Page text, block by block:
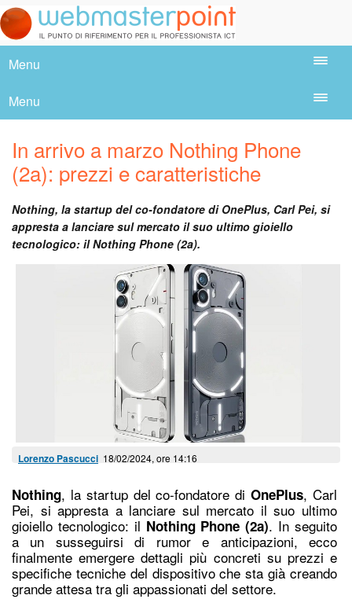
Menu
Menu
In arrivo a marzo Nothing Phone
(2a): prezzi e caratteristiche
Nothing, la startup del co-fondatore di OnePlus, Carl Pei, si
appresta a lanciare sul mercato il suo ultimo gioiello
tecnologico: il Nothing Phone (2a).
Lorenzo Pascucci 18/02/2024, ore 14:16
Nothing, la startup del co-fondatore diOnePlus, Carl
Pei, si appresta a lanciare sul mercato il suo ultimo
gioiello tecnologico: il Nothing Phone (2a). In seguito
a un susseguirsi di rumor e anticipazioni, ecco
finalmente emergere dettagli più concreti su prezzi e
specifiche tecniche del dispositivo che sta già creando
grande attesa tra gli appassionati del settore.